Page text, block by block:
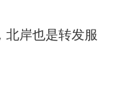
岸也是转发服